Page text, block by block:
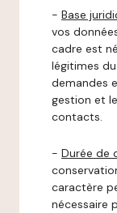
- Base
vos
cadre est
légitimes
demandes
gestion et
contacts.
- Durée de
caractère
nécessaire